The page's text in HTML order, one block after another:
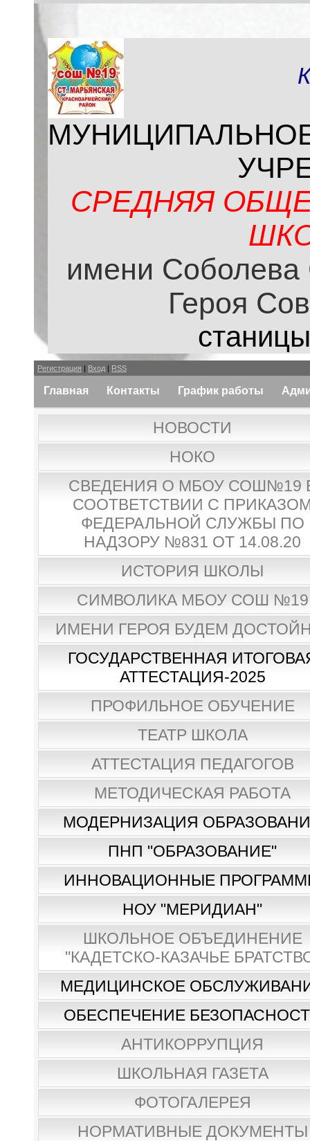
СРЕДНЯЯ
имени Соболева
Героя
Регистрация | Вход | RSS
Главная Контакты График работы
НОВОСТИ
НОКО
СВЕДЕНИЯ О МБОУ СОШ№19
СООТВЕТСТВИИ С
ФЕДЕРАЛЬНОЙ СЛУЖБЫ ПО
НАДЗОРУ №831 ОТ 14.08.20
ИСТОРИЯ ШКОЛЫ
СИМВОЛИКА МБОУ СОШ №19
ИМЕНИ ГЕРОЯ БУДЕМ
ГОСУДАРСТВЕННАЯ
АТТЕСТАЦИЯ-2025
ПРОФИЛЬНОЕ ОБУЧЕНИЕ
ТЕАТР ШКОЛА
АТТЕСТАЦИЯ ПЕДАГОГОВ
МЕТОДИЧЕСКАЯ РАБОТА
МОДЕРНИЗАЦИЯ
ПНП "ОБРАЗОВАНИЕ"
ИННОВАЦИОННЫЕ
НОУ "МЕРИДИАН"
ШКОЛЬНОЕ ОБЪЕДИНЕНИЕ
"КАДЕТСКО-КАЗАЧЬЕ
МЕДИЦИНСКОЕ
ОБЕСПЕЧЕНИЕ
АНТИКОРРУПЦИЯ
ШКОЛЬНАЯ ГАЗЕТА
ФОТОГАЛЕРЕЯ
НОРМАТИВНЫЕ ДОКУМЕНТЫ